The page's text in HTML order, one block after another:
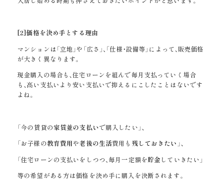
[2]価格を決め手とする理由
マンションは「立地」や「広さ」、「仕様・設備等」によって、販売価格
が大きく異なります。
現金購入の場合も、住宅ローンを組んで毎月支払っていく場合
も、高い支払いより安い支払いで抑えるにこしたことはないです
よね。
「今の賃貸の家賃並の支払いで購入したい」、
「お子様の教育費用や老後の生活費用も 残しておきたい 」、
「住宅ローンの支払いをしつつ、毎月一定額を貯金 していきたい」
等の希望がある方は価格を決め手に購入を決断されます。